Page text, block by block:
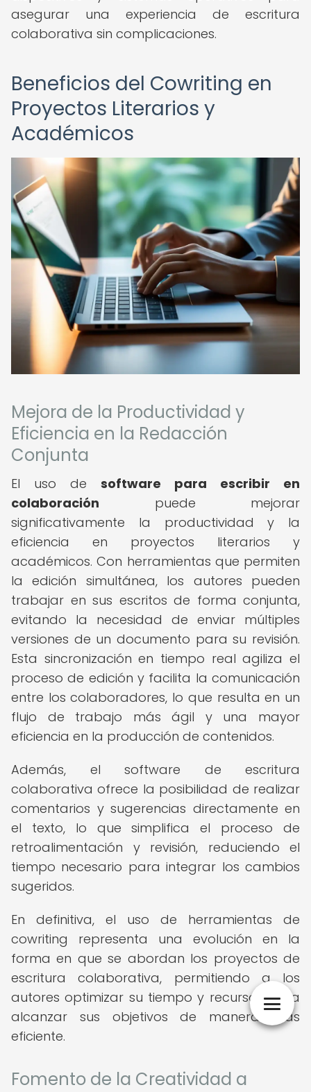
asegurar una experiencia de escritura
colaborativa sin complicaciones.
Beneficios del Cowriting en
Proyectos Literarios y
Académicos
Mejora de la Productividad y
Eficiencia en la Redacción
Conjunta
El uso de software para escribir en
colaboración puede mejorar
significativamente la productividad y la
eficiencia en proyectos literarios y
académicos. Con herramientas que permiten
la edición simultánea, los autores pueden
trabajar en sus escritos de forma conjunta,
evitando la necesidad de enviar múltiples
versiones de un documento para su revisión.
Esta sincronización en tiempo real agiliza el
proceso de edición y facilita la comunicación
entre los colaboradores, lo que resulta en un
flujo de trabajo más ágil y una mayor
eficiencia en la producción de contenidos.
Además, el software de escritura
colaborativa ofrece la posibilidad de realizar
comentarios y sugerencias directamente en
el texto, lo que simplifica el proceso de
retroalimentación y revisión, reduciendo el
tiempo necesario para integrar los cambios
sugeridos.
En definitiva, el uso de herramientas de
cowriting representa una evolución en la
forma en que se abordan los proyectos de
escritura colaborativa, permitiendo a los
autores optimizar su tiempo y recursos para
alcanzar sus objetivos de manera más
eficiente.
Fomento de la Creatividad a